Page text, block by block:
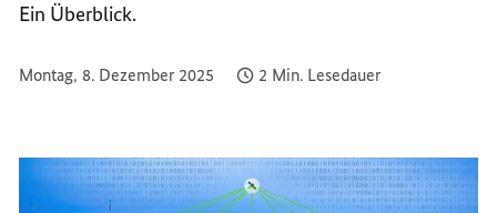
Ein Überblick.
Montag, 8. Dezember 2025 2 Min. Lesedauer